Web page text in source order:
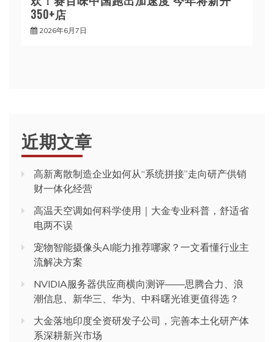
350+店
2026年6月7日
近期文章
高新离散制造企业如何从“系统拼接”走向研产供销
财一体化经营
高温天空调如何科学使用｜大金专业科普，舒适省
电两不误
宠物智能摄像头AI能力推荐哪家？一文看懂行业主
流解决方案
NVIDIA服务器供应商横向测评——思腾合力、浪
潮信息、新华三、华为、中科曙光谁更值得选？
大金落地印度全资研发子公司，完善本土化研产体
系深耕新兴市场